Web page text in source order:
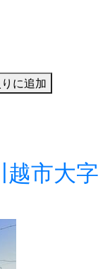
に追加
市大字